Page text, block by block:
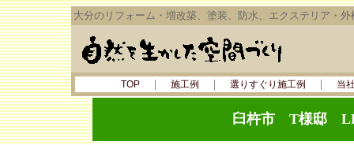
大分のリフォーム・増改築、塗装、防水、エクステリア・
TOP｜ 施工例 ｜ 選りすぐり施工例 ｜ 当
臼杵市 T様邸